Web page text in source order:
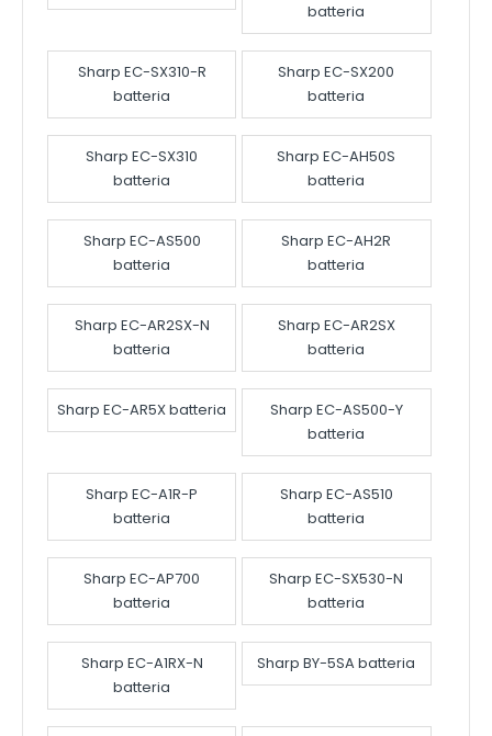
batteria
Sharp EC-SX310-R
batteria
Sharp EC-SX200
batteria
Sharp EC-SX310
batteria
Sharp EC-AH50S
batteria
Sharp EC-AS500
batteria
Sharp EC-AH2R
batteria
Sharp EC-AR2SX-N
batteria
Sharp EC-AR2SX
batteria
Sharp EC-AR5X batteria
Sharp EC-AS500-Y
batteria
Sharp EC-A1R-P
batteria
Sharp EC-AS510
batteria
Sharp EC-AP700
batteria
Sharp EC-SX530-N
batteria
Sharp EC-A1RX-N
batteria
Sharp BY-5SA batteria